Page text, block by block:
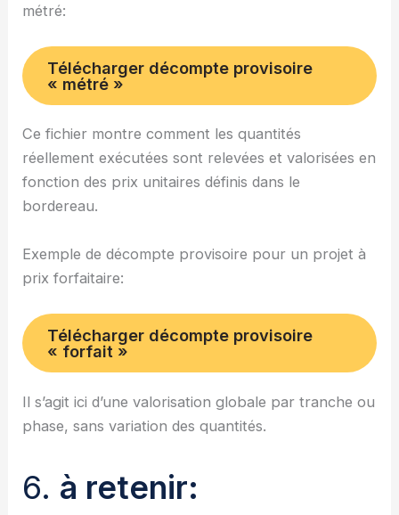
métré:
Télécharger décompte provisoire
« métré »
Ce fichier montre comment les quantités
réellement exécutées sont relevées et valorisées en
fonction des prix unitaires définis dans le
bordereau.
Exemple de décompte provisoire pour un projet à
prix forfaitaire:
Télécharger décompte provisoire
« forfait »
Il s’agit ici d’une valorisation globale par tranche ou
phase, sans variation des quantités.
6. à retenir: